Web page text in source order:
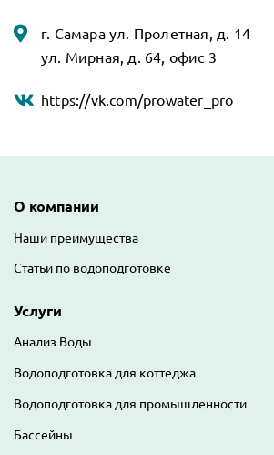
г. Самара ул. Пролетная, д. 14
ул. Мирная, д. 64, офис 3
https://vk.com/prowater_pro
Основная навигация
О компании
Наши преимущества
Статьи по водоподготовке
Услуги
Анализ Воды
Водоподготовка для коттеджа
Водоподготовка для промышленности
Бассейны